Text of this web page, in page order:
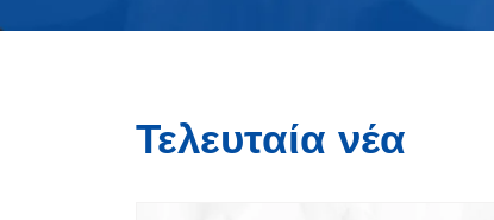
Τελευταία νέα